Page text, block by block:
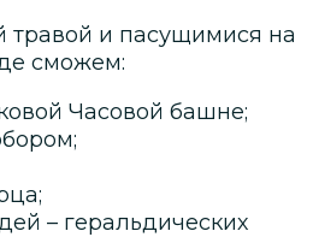
травой и пасущимися на
сможем:
Часовой башне;
– геральдических